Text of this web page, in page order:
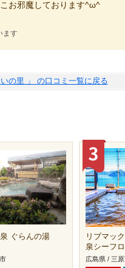
お邪魔しております^ω^
ます
の里 」 の口コミ一覧に戻る
ぐらんの湯
リブマッ
泉シーフ
広島県 / 三